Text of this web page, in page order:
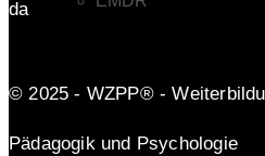
da
© 2025 - WZPP® -
Pädagogik und Psychologie